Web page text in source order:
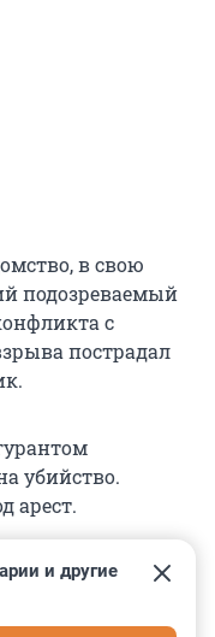
в свою
подозреваемый
с
пострадал
убийство.
арест.
и другие